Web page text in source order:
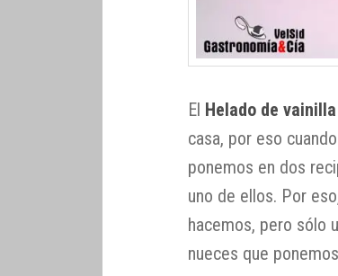
El Helado de
casa, por eso
ponemos en dos
uno de ellos. Por
hacemos, pero sólo
nueces que